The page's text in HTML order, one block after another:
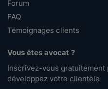
Forum
FAQ
Témoignages clients
Vous êtes avocat ?
Inscrivez-vous
développez votre clientèle